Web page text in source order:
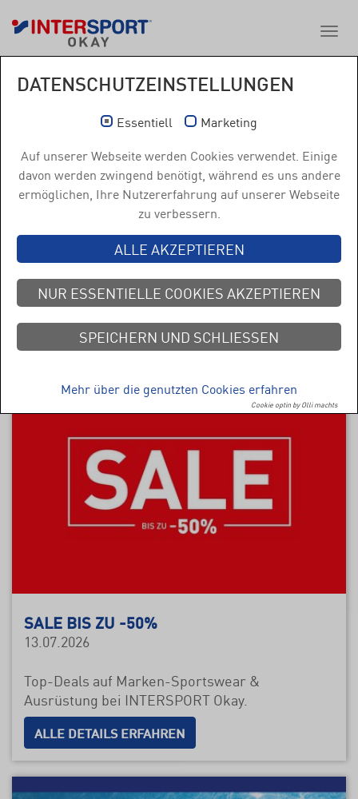
NEWS & EVENTS
NEWS &EVENTS
Alle Neuigkeiten rund um Sport & Co
aus der Welt von Intersport OKAY
SALE BIS ZU -50%
13.07.2026
Top-Deals auf Marken-Sportswear &
Ausrüstung bei INTERSPORT Okay.
ALLE DETAILS ERFAHREN
DATENSCHUTZEINSTELLUNGEN
Essentiell
Marketing
Auf unserer Webseite werden Cookies verwendet. Einige
davon werden zwingend benötigt, während es uns andere
ermöglichen, Ihre Nutzererfahrung auf unserer Webseite
zu verbessern.
ALLE AKZEPTIEREN
NUR ESSENTIELLE COOKIES AKZEPTIEREN
SPEICHERN UND SCHLIESSEN
Mehr über die genutzten Cookies erfahren
Cookie optin by Olli machts